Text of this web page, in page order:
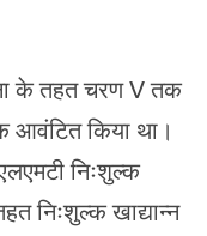
के तहत चरण V तक
आवंटित किया था।
निःशुल्क
निःशुल्क खाद्यान्न